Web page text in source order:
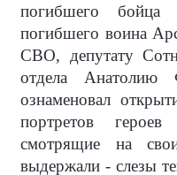
погибшего
погибшего воина
СВО, депутату
отдела Анатолию
ознаменовал
портретов
смотрящие на
выдержали - слезы